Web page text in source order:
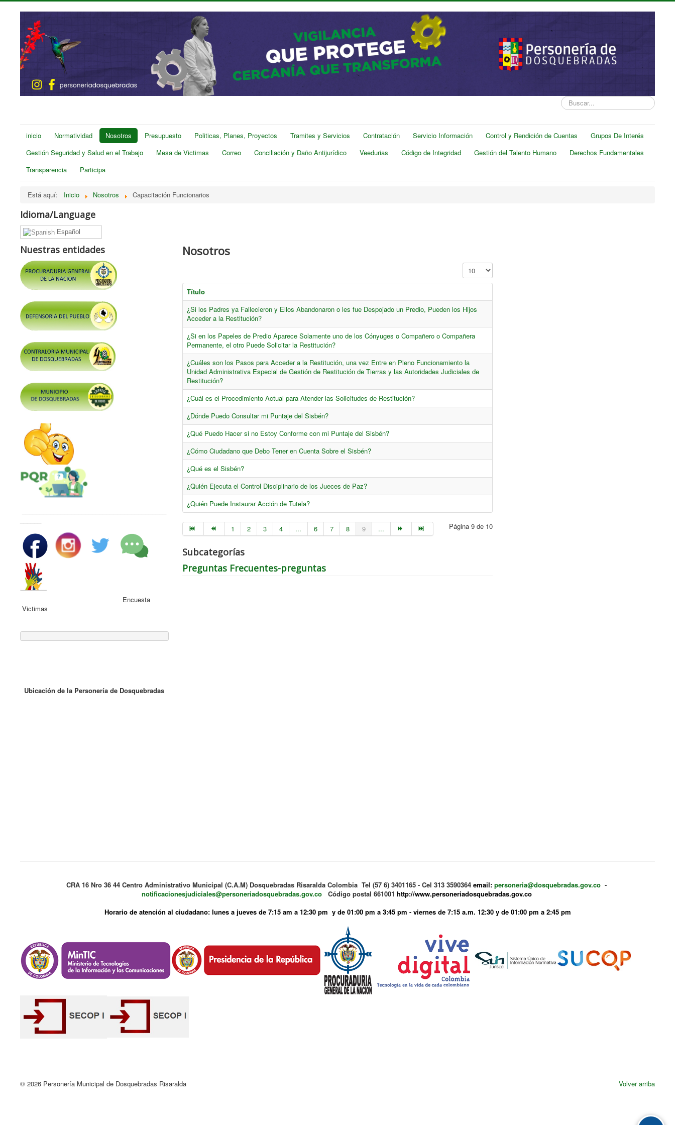
Buscar...
inicio Normatividad Nosotros Presupuesto Politicas, Planes, Proyectos Tramites y Servicios Contratación Servicio Información Control y Rendición de Cuentas
Grupos De Interés
Gestión Seguridad y Salud en el Trabajo
Mesa de Victimas Correo Conciliación y Daño Antijurídico Veedurias Código de Integridad Gestión del Talento Humano
Derechos Fundamentales
Transparencia
Participa
Está aquí: Inicio Nosotros Capacitación Funcionarios
Idioma/Language
Español
Nuestras entidades
Encuesta
Victimas
Ubicación de la Personería de Dosquebradas
Nosotros
Cantidad a mostrar
Título
¿Si los Padres ya Fallecieron y Ellos Abandonaron o les fue Despojado un Predio, Pueden los Hijos
Acceder a la Restitución?
¿Si en los Papeles de Predio Aparece Solamente uno de los Cónyuges o Compañero o Compañera
Permanente, el otro Puede Solicitar la Restitución?
¿Cuáles son los Pasos para Acceder a la Restitución, una vez Entre en Pleno Funcionamiento la
Unidad Administrativa Especial de Gestión de Restitución de Tierras y las Autoridades Judiciales de
Restitución?
¿Cuál es el Procedimiento Actual para Atender las Solicitudes de Restitución?
¿Dónde Puedo Consultar mi Puntaje del Sisbén?
¿Qué Puedo Hacer si no Estoy Conforme con mi Puntaje del Sisbén?
¿Cómo Ciudadano que Debo Tener en Cuenta Sobre el Sisbén?
¿Qué es el Sisbén?
¿Quién Ejecuta el Control Disciplinario de los Jueces de Paz?
¿Quién Puede Instaurar Acción de Tutela?
Página 9 de 10
1 2 3 4 ... 6 7 8 9 ...
Subcategorías
Preguntas Frecuentes-preguntas
CRA 16 Nro 36 44 Centro Administrativo Municipal (C.A.M) Dosquebradas Risaralda Colombia Tel (57 6) 3401165 - Cel 313 3590364 email: personeria@dosquebradas.gov.co -
notificacionesjudiciales@personeriadosquebradas.gov.coCódigo postal 661001 http://www.personeriadosquebradas.gov.co
Horario de atención al ciudadano: lunes a jueves de 7:15 am a 12:30 pm y de 01:00 pm a 3:45 pm - viernes de 7:15 a.m. 12:30 y de 01:00 pm a 2:45 pm
Volver arriba
© 2026 Personería Municipal de Dosquebradas Risaralda